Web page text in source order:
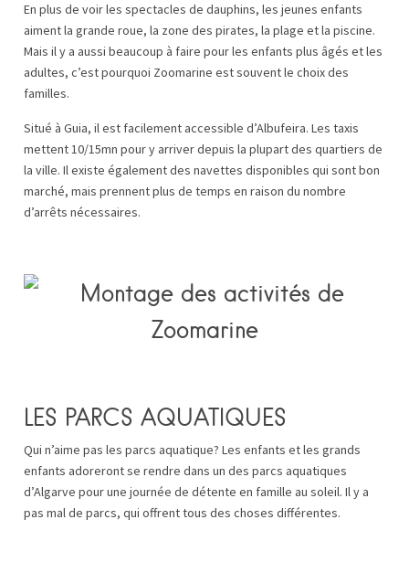
En plus de voir les spectacles de dauphins, les jeunes enfants
aiment la grande roue, la zone des pirates, la plage et la piscine.
Mais il y a aussi beaucoup à faire pour les enfants plus âgés et les
adultes, c’est pourquoi Zoomarine est souvent le choix des
familles.
Situé à Guia, il est facilement accessible d’Albufeira. Les taxis
mettent 10/15mn pour y arriver depuis la plupart des quartiers de
la ville. Il existe également des navettes disponibles qui sont bon
marché, mais prennent plus de temps en raison du nombre
d’arrêts nécessaires.
LES PARCS AQUATIQUES
Qui n’aime pas les parcs aquatique? Les enfants et les grands
enfants adoreront se rendre dans un des parcs aquatiques
d’Algarve pour une journée de détente en famille au soleil. Il y a
pas mal de parcs, qui offrent tous des choses différentes.